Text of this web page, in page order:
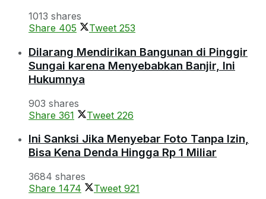
1013 shares
Share 405 Tweet 253
Dilarang Mendirikan Bangunan di Pinggir
Sungai karena Menyebabkan Banjir, Ini
Hukumnya
903 shares
Share 361 Tweet 226
Ini Sanksi Jika Menyebar Foto Tanpa Izin,
Bisa Kena Denda Hingga Rp 1 Miliar
3684 shares
Share 1474 Tweet 921